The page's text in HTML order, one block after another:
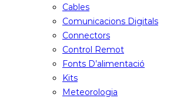
Cables
Comunicacions Digitals
Connectors
Control Remot
Fonts D’alimentació
Kits
Meteorologia